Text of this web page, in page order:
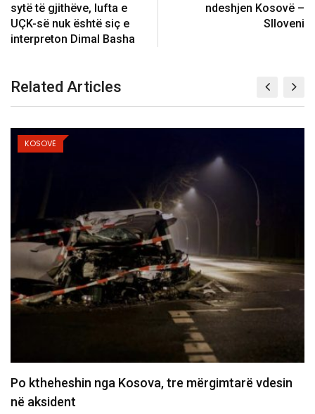
sytë të gjithëve, lufta e
UÇK-së nuk është siç e
interpreton Dimal Basha
ndeshjen Kosovë –
Slloveni
Related Articles
KOSOVË
Policia konfirmon ekstradimin e Dukagjin
nga Spanja, i dyshuar…